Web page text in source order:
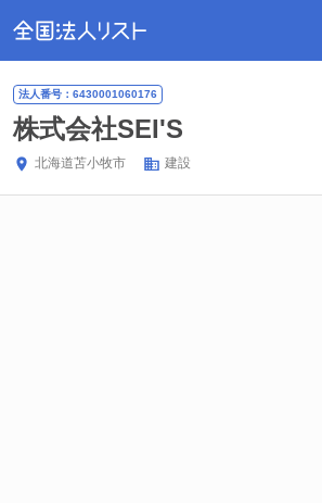
法人番号：6430001060176
株式会社SEI'S
北海道苫小牧市 建設